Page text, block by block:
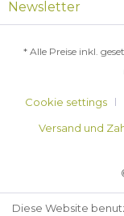
Newsletter
* Alle Preise inkl.
Cookie settings
Versand und
Diese Website